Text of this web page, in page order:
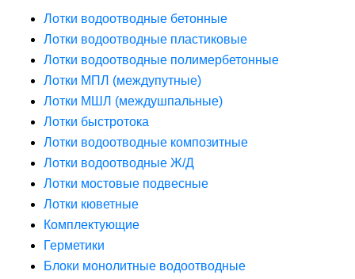
Лотки водоотводные бетонные
Лотки водоотводные пластиковые
Лотки водоотводные полимербетонные
Лотки МПЛ (междупутные)
Лотки МШЛ (междушпальные)
Лотки быстротока
Лотки водоотводные композитные
Лотки водоотводные Ж/Д
Лотки мостовые подвесные
Лотки кюветные
Комплектующие
Герметики
Блоки монолитные водоотводные